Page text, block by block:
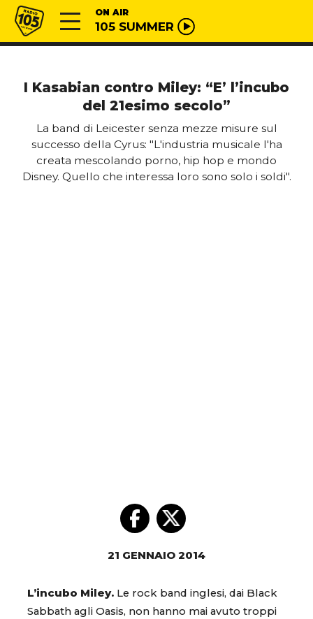
Vai al contenuto
Radio 105 ON AIR
105 SUMMER
I Kasabian contro Miley: “E’ l’incubo
del 21esimo secolo”
La band di Leicester senza mezze misure sul
successo della Cyrus: "L'industria musicale l'ha
creata mescolando porno, hip hop e mondo
Disney. Quello che interessa loro sono solo i soldi".
21 GENNAIO 2014
L’incubo Miley. Le rock band inglesi, dai Black
Sabbath agli Oasis, non hanno mai avuto troppi